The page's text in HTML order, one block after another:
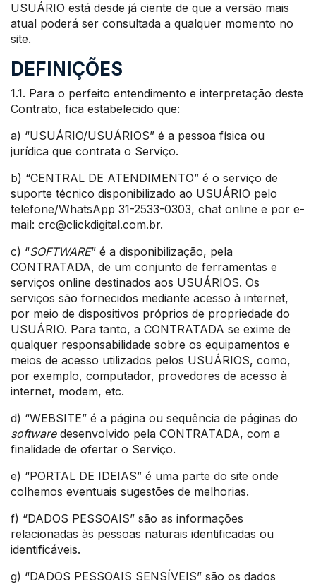
USUÁRIO está desde já ciente de que a versão mais
atual poderá ser consultada a qualquer momento no
site.
DEFINIÇÕES
1.1. Para o perfeito entendimento e interpretação deste
Contrato, fica estabelecido que:
a) “USUÁRIO/USUÁRIOS” é a pessoa física ou
jurídica que contrata o Serviço.
b) “CENTRAL DE ATENDIMENTO” é o serviço de
suporte técnico disponibilizado ao USUÁRIO pelo
telefone/WhatsApp 31-2533-0303, chat online e por e-
mail: crc@clickdigital.com.br.
c) “SOFTWARE” é a disponibilização, pela
CONTRATADA, de um conjunto de ferramentas e
serviços online destinados aos USUÁRIOS. Os
serviços são fornecidos mediante acesso à internet,
por meio de dispositivos próprios de propriedade do
USUÁRIO. Para tanto, a CONTRATADA se exime de
qualquer responsabilidade sobre os equipamentos e
meios de acesso utilizados pelos USUÁRIOS, como,
por exemplo, computador, provedores de acesso à
internet, modem, etc.
d) “WEBSITE” é a página ou sequência de páginas do
softwaredesenvolvido pela CONTRATADA, com a
finalidade de ofertar o Serviço.
e) “PORTAL DE IDEIAS” é uma parte do site onde
colhemos eventuais sugestões de melhorias.
f) “DADOS PESSOAIS” são as informações
relacionadas às pessoas naturais identificadas ou
identificáveis.
g) “DADOS PESSOAIS SENSÍVEIS” são os dados